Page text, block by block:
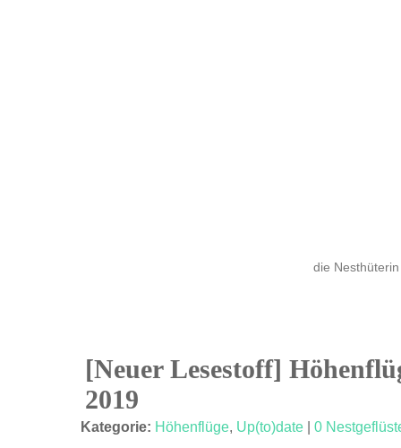
die Nesthüterin
[Neuer Lesestoff]
2019
Kategorie: Höhenflüge, Up(to)date 0